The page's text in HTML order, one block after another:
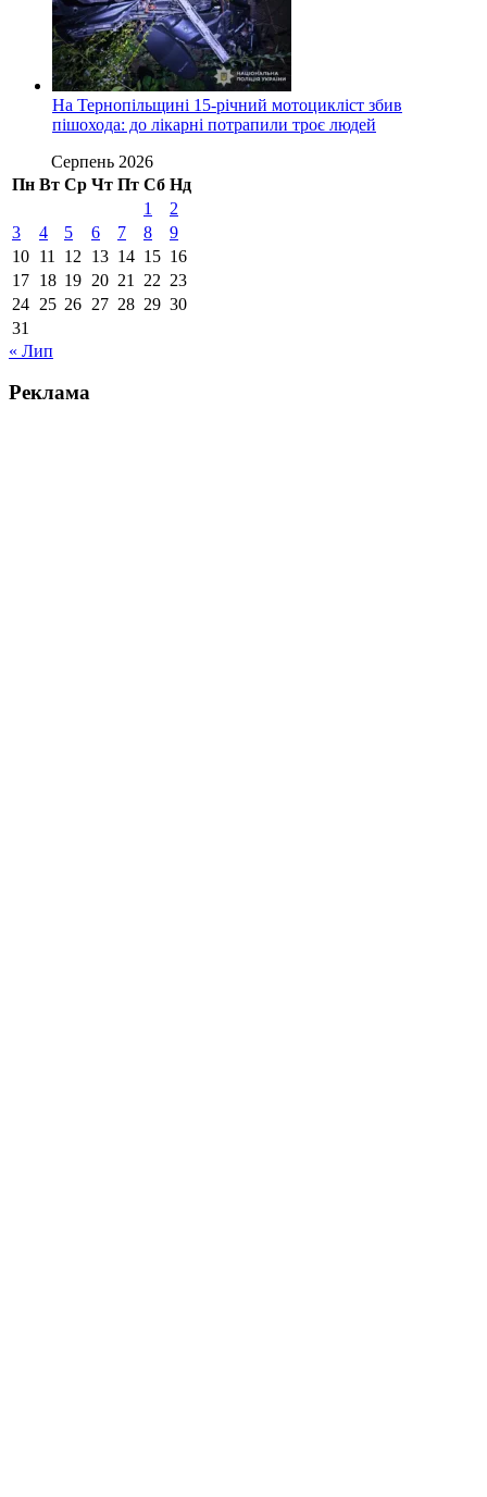
На Тернопільщині 15-річний мотоцикліст збив
пішохода: до лікарні потрапили троє людей
Серпень 2026
Пн Вт Ср Чт Пт Сб Нд
1
2
3
4 5 6 7 8
9
10 11 12 13 14 15 16
17 18 19 20 21 22 23
24 25 26 27 28 29 30
31
« Лип
Реклама